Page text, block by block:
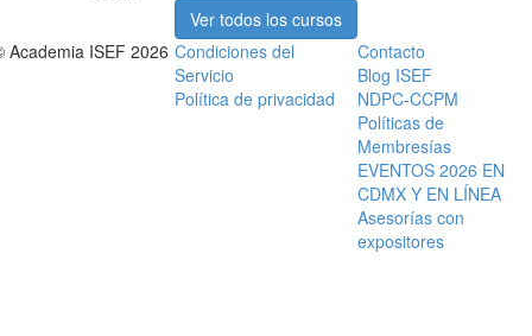
Ver todos los cursos
Academia ISEF 2026 Condiciones del
Servicio
Política de privacidad
Contacto
Blog ISEF
NDPC-CCPM
Políticas de
Membresías
EVENTOS 2026 EN
CDMX Y EN LÍNEA
Asesorías con
expositores